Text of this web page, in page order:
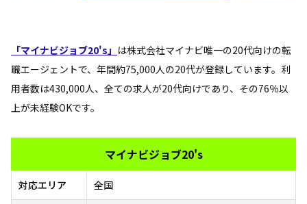
「マイナビジョブ20's」 は株式会社マイナビ唯一の20代向けの転
職エージェントで、年間約75,000人の20代が登録しています。利
用者数は430,000人、全ての求人が20代向けであり、その76％以
上が未経験OKです。
マイナビジョブ20's
対応エリア 全国